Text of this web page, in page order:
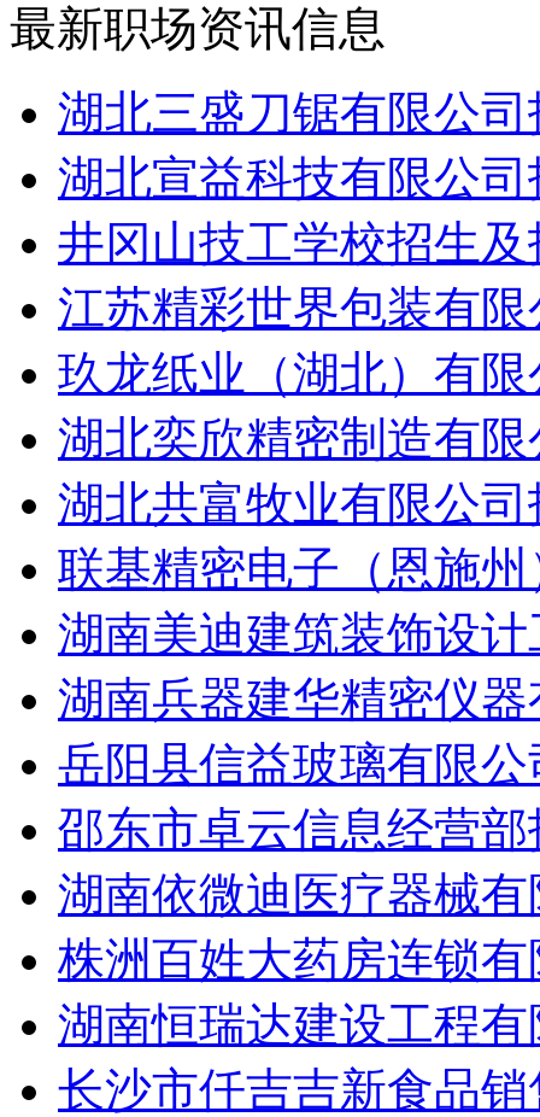
最新职场资讯信息
湖北三盛刀锯有限公
湖北宣益科技有限公
井冈山技工学校招生
江苏精彩世界包装有
玖龙纸业（湖北）有
湖北奕欣精密制造有
湖北共富牧业有限公
联基精密电子（恩施
湖南美迪建筑装饰设
湖南兵器建华精密仪
岳阳县信益玻璃有限
邵东市卓云信息经营
湖南依微迪医疗器械
株洲百姓大药房连锁
湖南恒瑞达建设工程
长沙市仟吉吉新食品